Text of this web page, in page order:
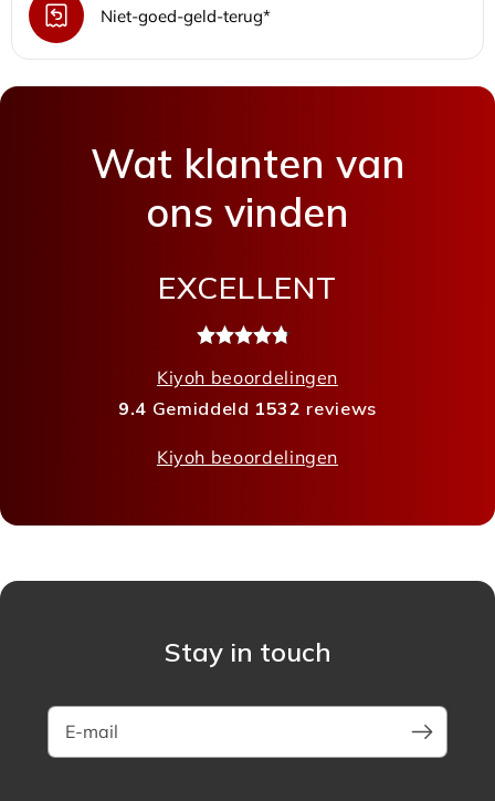
Niet-goed-geld-terug*
Wat klanten van
ons vinden
EXCELLENT
Kiyoh beoordelingen
9.4 Gemiddeld 1532 reviews
Kiyoh beoordelingen
Stay in touch
E-mail